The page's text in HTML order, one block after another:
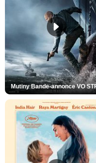
Mutiny Bande-annonce VO